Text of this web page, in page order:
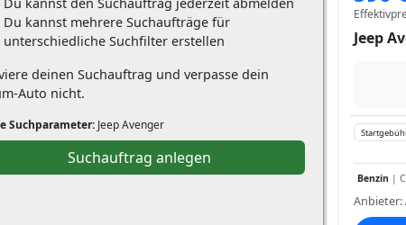
Du kannst mehrere Suchaufträge für
unterschiedliche Suchfilter erstellen
deinen Suchauftrag und verpasse dein
Auto nicht.
Suchparameter: Jeep Avenger
Suchauftrag anlegen
Jeep
Benzin |
Anbieter: